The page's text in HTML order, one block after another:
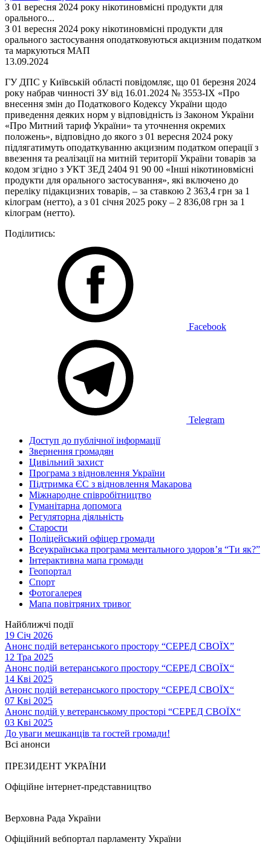
З 01 вересня 2024 року нікотиновмісні продукти для
орального...
З 01 вересня 2024 року нікотиновмісні продукти для
орального застосування оподатковуються акцизним податком
та маркуються МАП
13.09.2024
ГУ ДПС у Київській області повідомляє, що 01 березня 2024
року набрав чинності ЗУ від 16.01.2024 № 3553-ІХ «Про
внесення змін до Податкового Кодексу України щодо
приведення деяких норм у відповідність із Законом України
«Про Митний тариф України» та уточнення окремих
положень», відповідно до якого з 01 вересня 2024 року
підлягатимуть оподаткуванню акцизним податком операції з
ввезення та реалізації на митній території України товарів за
кодом згідно з УКТ ЗЕД 2404 91 90 00 «Інші нікотиновмісні
продукти для орального застосування», які включено до
переліку підакцизних товарів, – за ставкою 2 363,4 грн за 1
кілограм (нетто), а з 01 січня 2025 року – 2 836,08 грн за 1
кілограм (нетто).
Поділитись:
Facebook
Telegram
Доступ до публічної інформації
Звернення громадян
Цивільний захист
Програма з відновлення України
Підтримка ЄС з відновлення Макарова
Міжнародне співробітництво
Гуманітарна допомога
Регуляторна діяльність
Старости
Поліцейський офіцер громади
Всеукраїнська програма ментального здоров’я “Ти як?”
Інтерактивна мапа громади
Геопортал
Спорт
Фотогалерея
Мапа повітряних тривог
Найближчі події
19 Січ 2026
Анонс подій ветеранського простору “СЕРЕД СВОЇХ”
12 Тра 2025
Анонс подій ветеранського простору “СЕРЕД СВОЇХ“
14 Кві 2025
Анонс подій ветеранського простору “СЕРЕД СВОЇХ“
07 Кві 2025
Анонс подій у ветеранському просторі “СЕРЕД СВОЇХ“
03 Кві 2025
До уваги мешканців та гостей громади!
Всі анонси
ПРЕЗИДЕНТ УКРАЇНИ
Офіційне інтернет-представництво
Верховна Рада України
Офіційний вебпортал парламенту України